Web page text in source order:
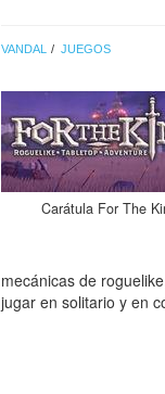
VANDAL JUEGOS
Carátula For The
mecánicas de
jugar en solitario y en